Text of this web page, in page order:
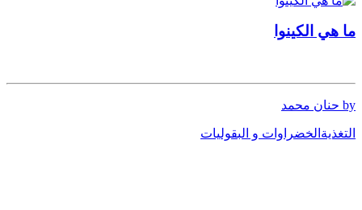
ما هي الكينوا
by حنان محمد
التغذية الخضراوات و البقوليات